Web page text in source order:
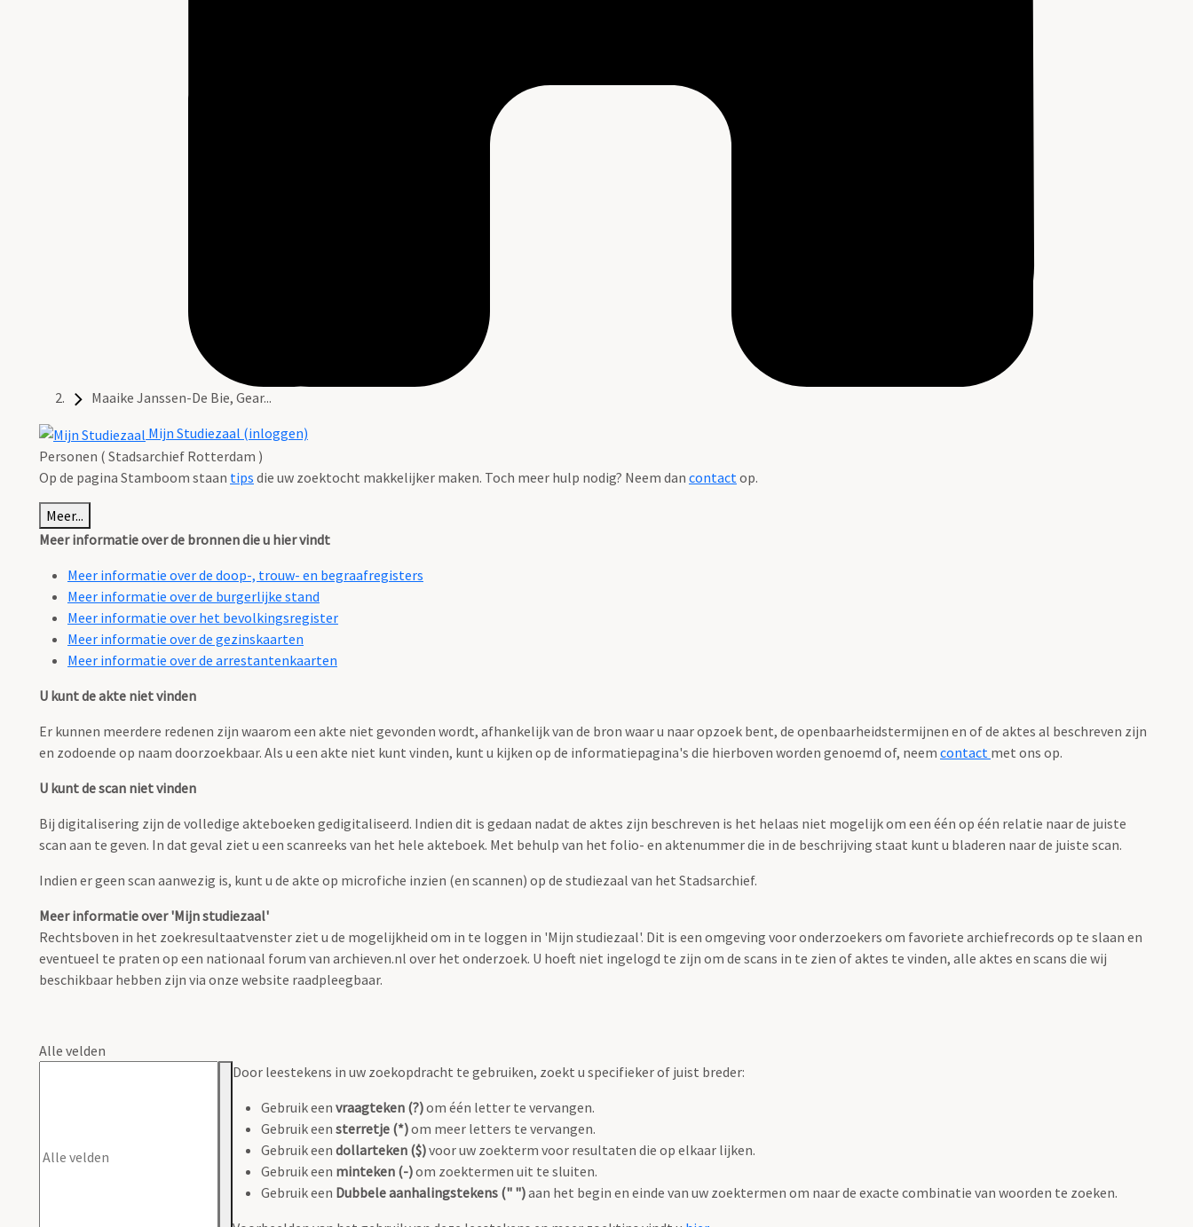
Maaike Janssen-De Bie, Gear...
Mijn Studiezaal (inloggen)
Personen ( Stadsarchief Rotterdam )
Op de pagina Stamboom staan tips die uw zoektocht makkelijker maken. Toch meer hulp nodig? Neem dan contactop.
Meer...
Meer informatie over de bronnen die u hier vindt
Meer informatie over de doop-, trouw- en begraafregisters
Meer informatie over de burgerlijke stand
Meer informatie over het bevolkingsregister
Meer informatie over de gezinskaarten
Meer informatie over de arrestantenkaarten
U kunt de akte niet vinden
Er kunnen meerdere redenen zijn waarom een akte niet gevonden wordt, afhankelijk van de bron waar u naar opzoek bent, de openbaarheidstermijnen en of de aktes al beschreven zijn
en zodoende op naam doorzoekbaar. Als u een akte niet kunt vinden, kunt u kijken op de informatiepagina's die hierboven worden genoemd of, neem contact met ons op.
U kunt de scan niet vinden
Bij digitalisering zijn de volledige akteboeken gedigitaliseerd. Indien dit is gedaan nadat de aktes zijn beschreven is het helaas niet mogelijk om een één op één relatie naar de juiste
scan aan te geven. In dat geval ziet u een scanreeks van het hele akteboek. Met behulp van het folio- en aktenummer die in de beschrijving staat kunt u bladeren naar de juiste scan.
Indien er geen scan aanwezig is, kunt u de akte op microfiche inzien (en scannen) op de studiezaal van het Stadsarchief.
Meer informatie over 'Mijn studiezaal'
Rechtsboven in het zoekresultaatvenster ziet u de mogelijkheid om in te loggen in 'Mijn studiezaal'. Dit is een omgeving voor onderzoekers om favoriete archiefrecords op te slaan en
eventueel te praten op een nationaal forum van archieven.nl over het onderzoek. U hoeft niet ingelogd te zijn om de scans in te zien of aktes te vinden, alle aktes en scans die wij
beschikbaar hebben zijn via onze website raadpleegbaar.
Alle velden
Door leestekens in uw zoekopdracht te gebruiken, zoekt u specifieker of juist breder:
Gebruik een vraagteken (?)om één letter te vervangen.
Gebruik een sterretje (*)om meer letters te vervangen.
Gebruik een dollarteken ($)voor uw zoekterm voor resultaten die op elkaar lijken.
Gebruik een minteken (-)om zoektermen uit te sluiten.
Gebruik een Dubbele aanhalingstekens (" ")aan het begin en einde van uw zoektermen om naar de exacte combinatie van woorden te zoeken.